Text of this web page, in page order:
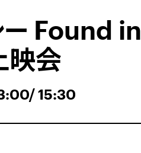
ー Found in
映会
15:30